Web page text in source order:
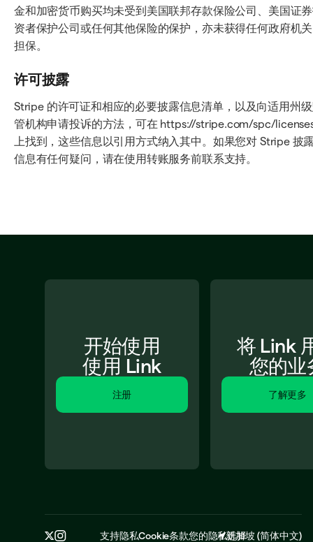
金和加密货币购买均未受到美国联邦存款保险公司、美国证
资者保护公司或任何其他保险的保护，亦未获得任何政府机
担保。
许可披露
Stripe 的许可证和相应的必要披露信息清单，以及向适用州
管机构申请投诉的方法，可在 https://stripe.com/spc/
上找到，这些信息以引用方式纳入其中。如果您对 Stripe 披
信息有任何疑问，请在使用转账服务前联系支持。
开始使用
使用 Link
注册
将 Link
您的业
了解更多
支持隐私Cookie条款您的隐私选择
新加坡 (简体中文)